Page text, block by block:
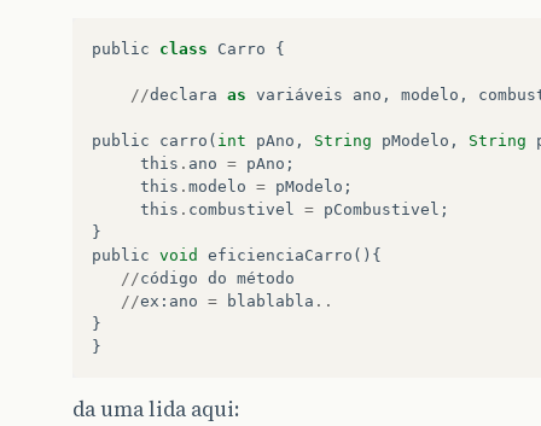
public class Carro {
//declara as variáveis ano , modelo ,
public carro ( int pAno , String pModelo , String
this . ano = pAno ;
this . modelo = pModelo ;
this . combustivel = pCombustivel ;
}
public void eficienciaCarro (){
//código do método
//ex : ano = blablabla ..
}
}
da uma lida aqui: